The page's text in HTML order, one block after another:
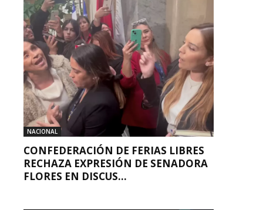
NACIONAL
CONFEDERACIÓN DE FERIAS LIBRES
RECHAZA EXPRESIÓN DE SENADORA
FLORES EN DISCUS...